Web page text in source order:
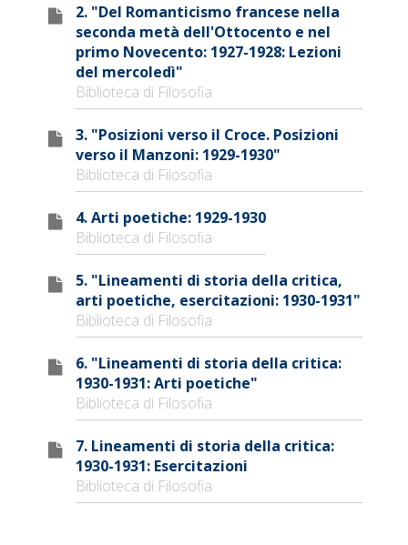
2. "Del Romanticismo francese nella
seconda metà dell'Ottocento e nel
primo Novecento: 1927-1928: Lezioni
del mercoledì"
Biblioteca di Filosofia
3. "Posizioni verso il Croce. Posizioni
verso il Manzoni: 1929-1930"
Biblioteca di Filosofia
4. Arti poetiche: 1929-1930
Biblioteca di Filosofia
5. "Lineamenti di storia della critica,
arti poetiche, esercitazioni: 1930-1931"
Biblioteca di Filosofia
6. "Lineamenti di storia della critica:
1930-1931: Arti poetiche"
Biblioteca di Filosofia
7. Lineamenti di storia della critica:
1930-1931: Esercitazioni
Biblioteca di Filosofia